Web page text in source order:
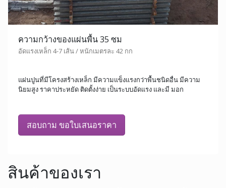
ความกว้างของแผ่นพื้น 35 ซม
อัดแรงเหล็ก 4-7 เส้น / หนักเมตรละ 42 กก
แผ่นปูนที่มีโครงสร้างเหล็ก มีความแข็งแรงกว่าพื้นชนิดอื่น มีความ
นิยมสูง ราคาประหยัด ติดตั้งง่าย เป็นระบบอัดแรง และมี มอก
สอบถาม ขอใบเสนอราคา
สินค้าของเรา